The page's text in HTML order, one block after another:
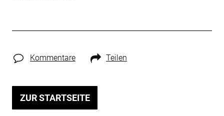
Kommentare Teilen
ZUR STARTSEITE